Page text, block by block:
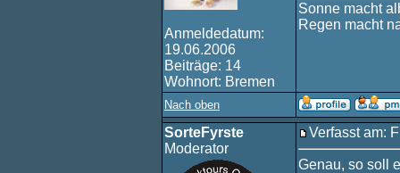
Anmeldedatum:
19.06.2006
Beiträge: 14
Wohnort: Bremen
Sonne macht
Regen macht
Nach oben
SorteFyrste
Moderator
Verfasst am:
Genau, so soll